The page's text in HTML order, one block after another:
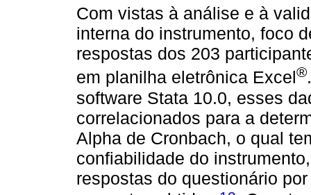
Com vistas à análise e à
interna do instrumento, foco
respostas dos 203
em planilha eletrônica Excel®
software Stata 10.0, esses
correlacionados para a
Alpha de Cronbach, o qual
confiabilidade do
respostas do questionário